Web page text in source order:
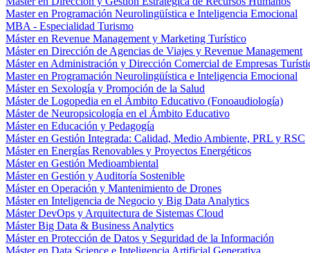
Master en Programación Neurolingüística e Inteligencia Emocional
MBA - Especialidad Turismo
Máster en Revenue Management y Marketing Turístico
Máster en Dirección de Agencias de Viajes y Revenue Management
Máster en Administración y Dirección Comercial de Empresas
Master en Programación Neurolingüística e Inteligencia Emocional
Máster en Sexología y Promoción de la Salud
Máster de Logopedia en el Ámbito Educativo (Fonoaudiología)
Máster de Neuropsicología en el Ámbito Educativo
Máster en Educación y Pedagogía
Máster en Gestión Integrada: Calidad, Medio Ambiente, PRL y RSC
Máster en Energías Renovables y Proyectos Energéticos
Máster en Gestión Medioambiental
Máster en Gestión y Auditoría Sostenible
Máster en Operación y Mantenimiento de Drones
Máster en Inteligencia de Negocio y Big Data Analytics
Máster DevOps y Arquitectura de Sistemas Cloud
Máster Big Data & Business Analytics
Máster en Protección de Datos y Seguridad de la Información
Máster en Data Science e Inteligencia Artificial Generativa